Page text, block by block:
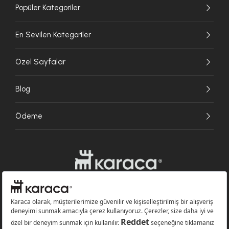
Popüler Kategoriler
En Sevilen Kategoriler
Özel Sayfalar
Blog
Ödeme